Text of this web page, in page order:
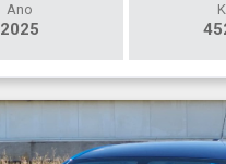
Ano
2025